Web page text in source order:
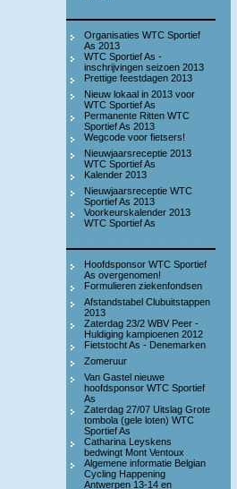
Organisaties WTC Sportief
As 2013
WTC Sportief As -
inschrijvingen seizoen 2013
Prettige feestdagen 2013
Nieuw lokaal in 2013 voor
WTC Sportief As
Permanente Ritten WTC
Sportief As 2013
Wegcode voor fietsers!
Nieuwjaarsreceptie 2013
WTC Sportief As
Kalender 2013
Nieuwjaarsreceptie WTC
Sportief As 2013
Voorkeurskalender 2013
WTC Sportief As
Hoofdsponsor WTC Sportief
As overgenomen!
Formulieren ziekenfondsen
Afstandstabel Clubuitstappen
2013
Zaterdag 23/2 WBV Peer -
Huldiging kampioenen 2012
Fietstocht As - Denemarken
Zomeruur
Van Gastel nieuwe
hoofdsponsor WTC Sportief
As
Zaterdag 27/07 Uitslag Grote
tombola (gele loten) WTC
Sportief As
Catharina Leyskens
bedwingt Mont Ventoux
Algemene informatie Belgian
Cycling Happening
Antwerpen 13-14 en